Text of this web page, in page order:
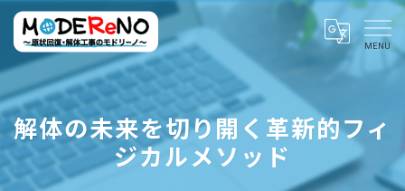
解体の未来を切り開く革新的フィ
ジカルメソッド